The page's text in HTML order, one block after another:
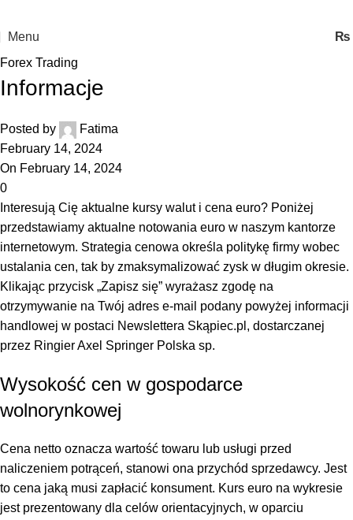
Menu ₨
Forex Trading
Informacje
Posted by
Fatima
February 14, 2024
On February 14, 2024
0
Interesują Cię aktualne kursy walut i cena euro? Poniżej
przedstawiamy aktualne notowania euro w naszym kantorze
internetowym. Strategia cenowa określa politykę firmy wobec
ustalania cen, tak by zmaksymalizować zysk w długim okresie.
Klikając przycisk „Zapisz się” wyrażasz zgodę na
otrzymywanie na Twój adres e-mail podany powyżej informacji
handlowej w postaci Newslettera Skąpiec.pl, dostarczanej
przez Ringier Axel Springer Polska sp.
Wysokość cen w gospodarce
wolnorynkowej
Cena netto oznacza wartość towaru lub usługi przed
naliczeniem potrąceń, stanowi ona przychód sprzedawcy. Jest
to cena jaką musi zapłacić konsument. Kurs euro na wykresie
jest prezentowany dla celów orientacyjnych, w oparciu